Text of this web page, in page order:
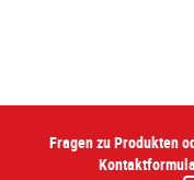
Fragen zu Produkten